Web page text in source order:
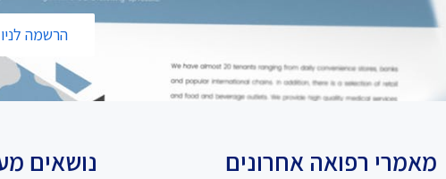
הרשמה
מאמרי רפואה אחרונים נושאים